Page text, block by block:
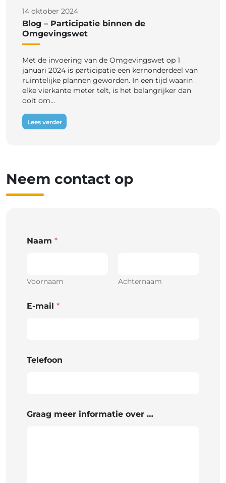
14 oktober 2024
Blog – Participatie binnen de
Omgevingswet
Met de invoering van de Omgevingswet op 1
januari 2024 is participatie een kernonderdeel van
ruimtelijke plannen geworden. In een tijd waarin
elke vierkante meter telt, is het belangrijker dan
ooit om...
Lees verder
Neem contact op
Naam *
Voornaam Achternaam
E-mail *
Telefoon
Graag meer informatie over …